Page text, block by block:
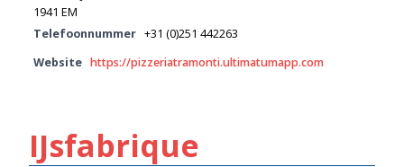
1941 EM
Telefoonnummer +31 (0)251 442263
Website https://pizzeriatramonti.ultimatumapp.com
IJsfabrique